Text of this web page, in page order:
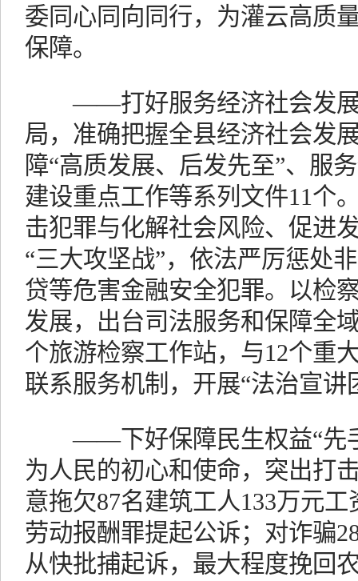
委同心同向同行，为灌云高质
保障。
——打好服务经济社会发展“
局，准确把握全县经济社会发
障“高质发展、后发先至”、服
建设重点工作等系列文件11个
击犯罪与化解社会风险、促进
“三大攻坚战”，依法严厉惩处
贷等危害金融安全犯罪。以检
发展，出台司法服务和保障全
个旅游检察工作站，与12个重
联系服务机制，开展“法治宣讲
——下好保障民生权益“先手
为人民的初心和使命，突出打
意拖欠87名建筑工人133万元
劳动报酬罪提起公诉；对诈骗
从快批捕起诉，最大程度挽回